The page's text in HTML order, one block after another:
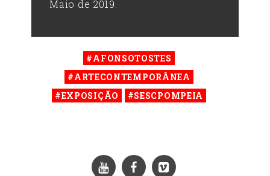
Maio de 2019.
#AFONSOTOSTES
#ARTECONTEMPORÂNEA
#EXPOSIÇÃO
#SESCPOMPEIA